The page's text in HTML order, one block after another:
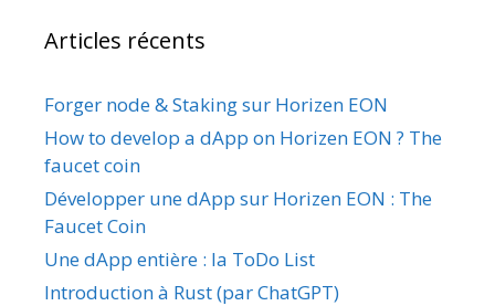
Articles récents
Forger node & Staking sur Horizen EON
How to develop a dApp on Horizen EON ? The
faucet coin
Développer une dApp sur Horizen EON : The
Faucet Coin
Une dApp entière : la ToDo List
Introduction à Rust (par ChatGPT)